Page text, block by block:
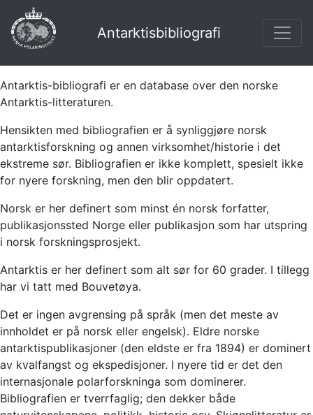
Antarktisbibliografi
Antarktis-bibliografi er en database over den norske
Antarktis-litteraturen.
Hensikten med bibliografien er å synliggjøre norsk
antarktisforskning og annen virksomhet/historie i det
ekstreme sør. Bibliografien er ikke komplett, spesielt ikke
for nyere forskning, men den blir oppdatert.
Norsk er her definert som minst én norsk forfatter,
publikasjonssted Norge eller publikasjon som har utspring
i norsk forskningsprosjekt.
Antarktis er her definert som alt sør for 60 grader. I tillegg
har vi tatt med Bouvetøya.
Det er ingen avgrensing på språk (men det meste av
innholdet er på norsk eller engelsk). Eldre norske
antarktispublikasjoner (den eldste er fra 1894) er dominert
av kvalfangst og ekspedisjoner. I nyere tid er det den
internasjonale polarforskninga som dominerer.
Bibliografien er tverrfaglig; den dekker både